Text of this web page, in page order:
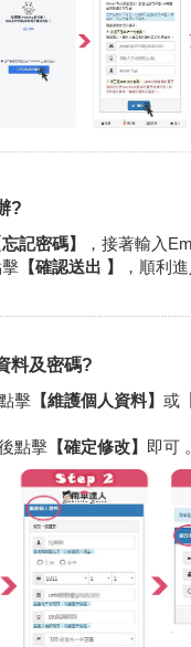
?
忘記密碼】
，接著輸入
【確認送出 】
，順利
料及密碼?
擊 【維護個人資料】 或
點擊 【確定修改】 即可 。